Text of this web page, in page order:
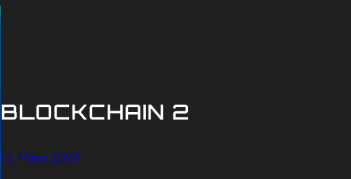
BLOCKCHAIN 2
13. März 2024